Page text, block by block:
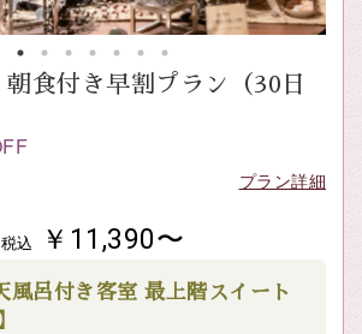
朝食付き早割プラン（30日
プラン詳細
税込 ￥11,390〜
風呂付き客室 最上階スイート